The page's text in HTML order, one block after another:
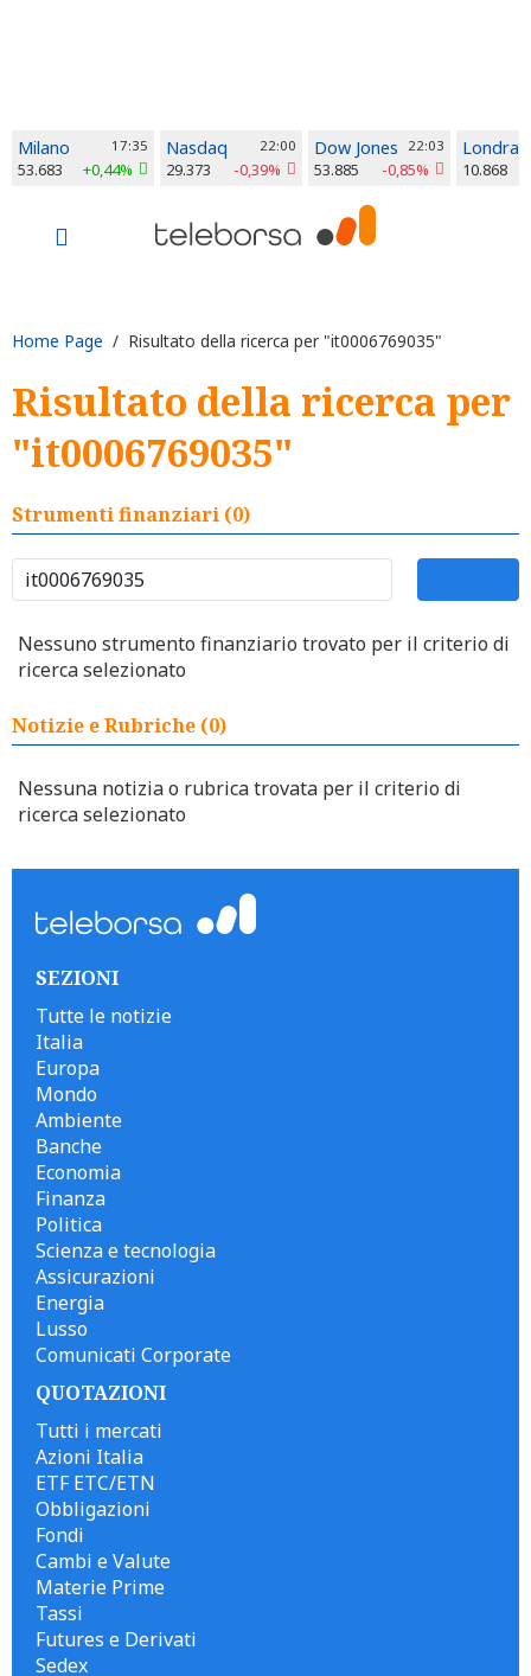
Milano 17:35
53.683 +0,44%
Nasdaq 22:00
29.373 -0,39%
Dow Jones 22:03
53.885 -0,85%
Londra
10.868
Home Page / Risultato della ricerca per "it0006769035"
Risultato della ricerca per
"it0006769035"
Strumenti finanziari (0)
Nessuno strumento finanziario trovato per il criterio di
ricerca selezionato
Notizie e Rubriche (0)
Nessuna notizia o rubrica trovata per il criterio di
ricerca selezionato
SEZIONI
Tutte le notizie
Italia
Europa
Mondo
Ambiente
Banche
Economia
Finanza
Politica
Scienza e tecnologia
Assicurazioni
Energia
Lusso
Comunicati Corporate
QUOTAZIONI
Tutti i mercati
Azioni Italia
ETF ETC/ETN
Obbligazioni
Fondi
Cambi e Valute
Materie Prime
Tassi
Futures e Derivati
Sedex